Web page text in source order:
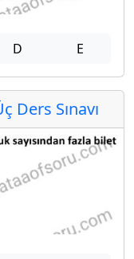
D E
Ders Sınavı